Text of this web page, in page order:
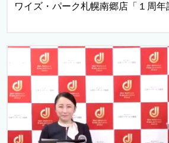
ワイズ・パーク札幌南郷店「１周年